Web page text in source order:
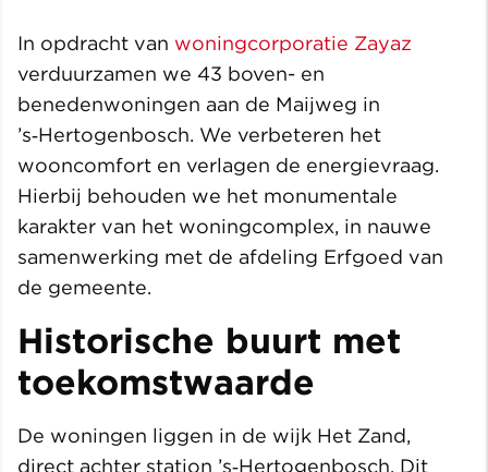
In opdracht van woningcorporatie Zayaz
verduurzamen we 43 boven- en
benedenwoningen aan de Maijweg in
’s‑Hertogenbosch. We verbeteren het
wooncomfort en verlagen de energievraag.
Hierbij behouden we het monumentale
karakter van het woningcomplex, in nauwe
samenwerking met de afdeling Erfgoed van
de gemeente.
Historische buurt met
toekomstwaarde
De woningen liggen in de wijk Het Zand,
direct achter station ’s‑Hertogenbosch. Dit